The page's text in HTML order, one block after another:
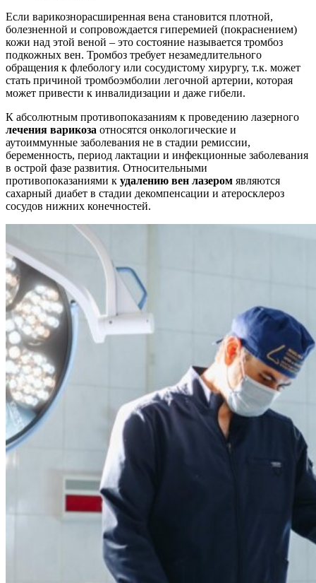
Если варикознорасширенная вена становится плотной,
болезненной и сопровождается гиперемией (покраснением)
кожи над этой веной – это состояние называется тромбоз
подкожных вен. Тромбоз требует незамедлительного
обращения к флебологу или сосудистому хирургу, т.к. может
стать причиной тромбоэмболии легочной артерии, которая
может привести к инвалидизации и даже гибели.
К абсолютным противопоказаниям к проведению лазерного
лечения варикоза относятся онкологические и
аутоиммунные заболевания не в стадии ремиссии,
беременность, период лактации и инфекционные заболевания
в острой фазе развития. Относительными
противопоказаниями к удалению вен лазером являются
сахарный диабет в стадии декомпенсации и атеросклероз
сосудов нижних конечностей.